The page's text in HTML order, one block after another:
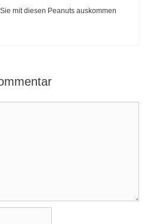
mit diesen Peanuts auskommen